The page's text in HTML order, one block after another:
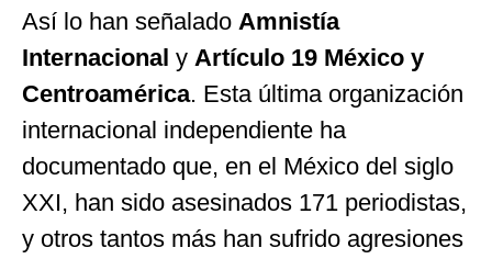
Así lo han señalado Amnistía
Internacional y Artículo 19 México y
Centroamérica. Esta última organización
internacional independiente ha
documentado que, en el México del siglo
XXI, han sido asesinados 171 periodistas,
y otros tantos más han sufrido agresiones